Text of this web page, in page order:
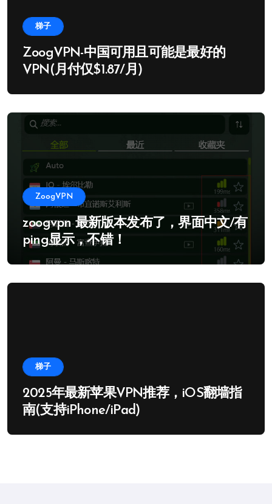
梯子
ZoogVPN-中国可用且可能是最好的
VPN(月付仅$1.87/月)
ZoogVPN
zoogvpn 最新版本发布了，界面中文/有
ping显示，不错！
梯子
2025年最新苹果VPN推荐，iOS翻墙指
南(支持iPhone/iPad)